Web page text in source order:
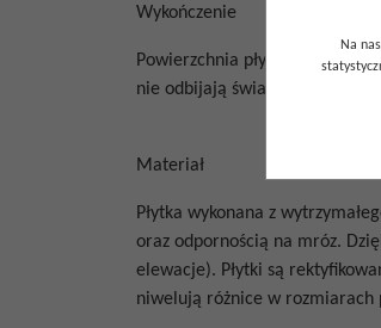
Wykończenie
Powierzchnia płytki jest
nie odbijają światła.
Materiał
Płytka wykonana z
oraz odpornością na mróz.
elewacje). Płytki są
niwelują różnice w rozmiarach
Na